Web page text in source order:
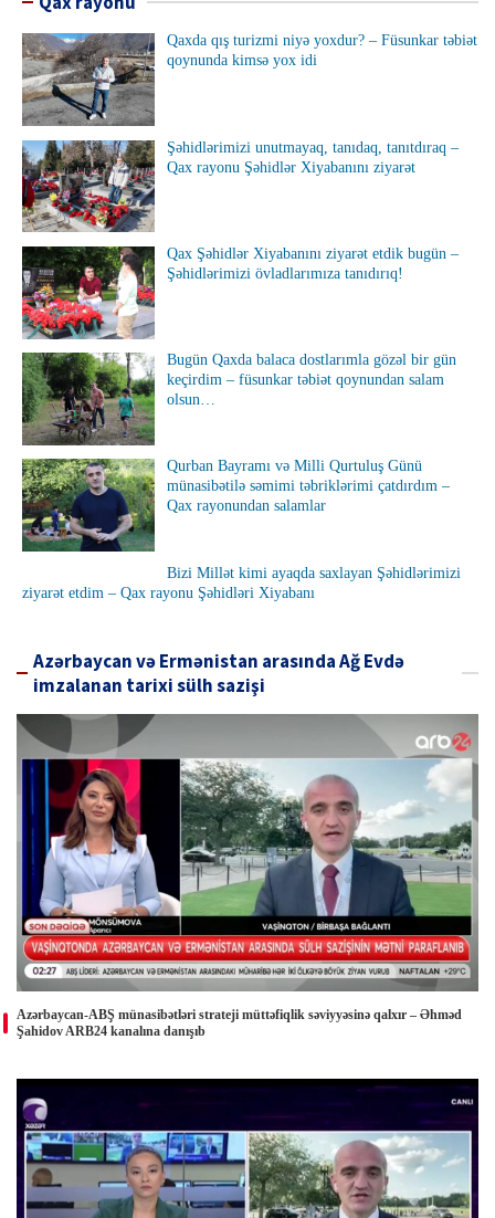
Qaxda qış turizmi niyə yoxdur? – Füsunkar təbiət
qoynunda kimsə yox idi
Şəhidlərimizi unutmayaq, tanıdaq, tanıtdıraq –
Qax rayonu Şəhidlər Xiyabanını ziyarət
Qax Şəhidlər Xiyabanını ziyarət etdik bugün –
Şəhidlərimizi övladlarımıza tanıdırıq!
Bugün Qaxda balaca dostlarımla gözəl bir gün
keçirdim – füsunkar təbiət qoynundan salam
olsun…
Qurban Bayramı və Milli Qurtuluş Günü
münasibətilə səmimi təbriklərimi çatdırdım –
Qax rayonundan salamlar
Bizi Millət kimi ayaqda saxlayan Şəhidlərimizi
ziyarət etdim – Qax rayonu Şəhidləri Xiyabanı
Azərbaycan və Ermənistan arasında Ağ Evdə
imzalanan tarixi sülh sazişi
Azərbaycan-ABŞ münasibətləri strateji müttəfiqlik səviyyəsinə qalxır – Əhməd
Şahidov ARB24 kanalına danışıb